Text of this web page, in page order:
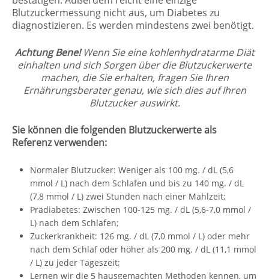
Blutzuckermessung nicht aus, um Diabetes zu
diagnostizieren. Es werden mindestens zwei benötigt.
Achtung Bene!Wenn Sie eine kohlenhydratarme Diät
einhalten und sich Sorgen über die Blutzuckerwerte
machen, die Sie erhalten, fragen Sie Ihren
Ernährungsberater genau, wie sich dies auf Ihren
Blutzucker auswirkt.
Sie können die folgenden Blutzuckerwerte als
Referenz verwenden:
Normaler Blutzucker: Weniger als 100 mg. / dL (5,6
mmol / L) nach dem Schlafen und bis zu 140 mg. / dL
(7,8 mmol / L) zwei Stunden nach einer Mahlzeit;
Prädiabetes: Zwischen 100-125 mg. / dL (5,6-7,0 mmol /
L) nach dem Schlafen;
Zuckerkrankheit: 126 mg. / dL (7,0 mmol / L) oder mehr
nach dem Schlaf oder höher als 200 mg. / dL (11,1 mmol
/ L) zu jeder Tageszeit;
Lernen wir die 5 hausgemachten Methoden kennen, um